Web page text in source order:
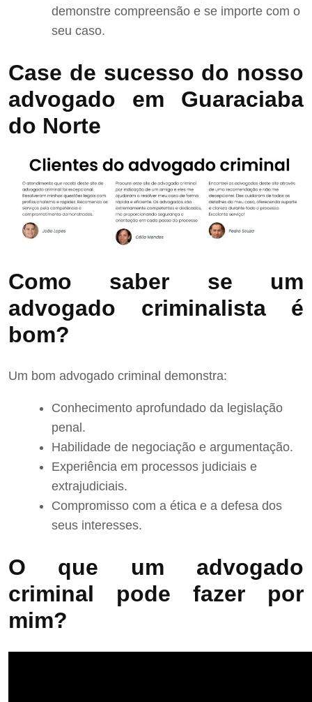
demonstre compreensão e se importe com o
seu caso.
Case de sucesso do nosso
advogado em Guaraciaba
do Norte
Como saber se um
advogado criminalista é
bom?
Um bom advogado criminal demonstra:
Conhecimento aprofundado da legislação
penal.
Habilidade de negociação e argumentação.
Experiência em processos judiciais e
extrajudiciais.
Compromisso com a ética e a defesa dos
seus interesses.
O que um advogado
criminal pode fazer por
mim?